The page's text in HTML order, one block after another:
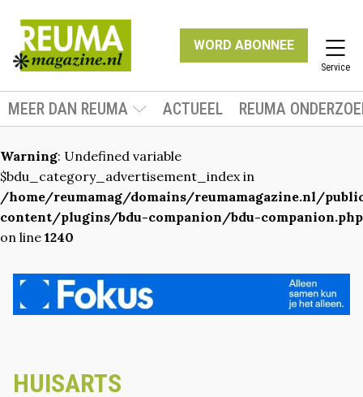
WORD ABONNEE
Service
MEER DAN REUMA ACTUEEL REUMA
Warning: Undefined variable
$bdu_category_advertisement_index in
/home/reumamag/domains/reumamagazine.nl/
content/plugins/bdu-companion/bdu-companion.php
on line 1240
HUISARTS